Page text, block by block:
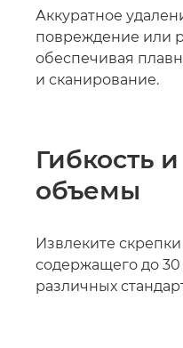
Аккуратное
повреждение или
обеспечивая
и сканирование.
Гибкость
объемы
Извлеките
содержащего до
различных